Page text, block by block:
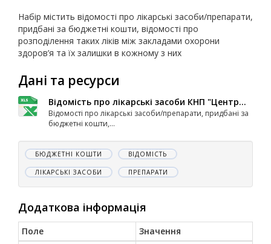
Набір містить відомості про лікарські засоби/препарати,
придбані за бюджетні кошти, відомості про
розподілення таких ліків між закладами охорони
здоров’я та їх залишки в кожному з них
Дані та ресурси
Відомість про лікарські засоби КНП "Центр...
Відомості про лікарські засоби/препарати, придбані за
бюджетні кошти,...
БЮДЖЕТНІ КОШТИ ВІДОМІСТЬ
ЛІКАРСЬКІ ЗАСОБИ ПРЕПАРАТИ
Додаткова інформація
Поле
Значення